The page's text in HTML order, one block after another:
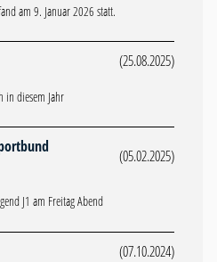
am 9. Januar 2026 statt.
(25.08.2025)
in diesem Jahr
(05.02.2025)
J1 am Freitag Abend
(07.10.2024)